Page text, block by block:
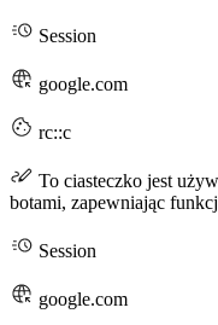
Session
google.com
rc::c
To ciasteczko jest
botami, zapewniając
Session
google.com